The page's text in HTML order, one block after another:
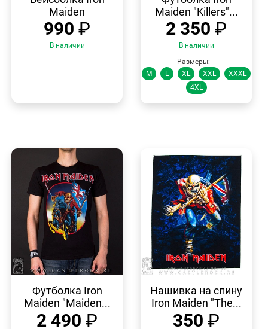
Maiden
990 ₽
В наличии
Maiden "Killers"...
2 350 ₽
В наличии
Размеры:
M
L XL XXL
XXXL
4XL
ПРОСМОТР
Футболка Iron
Maiden "Maiden...
2 490 ₽
ПРОСМОТР
Нашивка на спину
Iron Maiden "The...
350 ₽